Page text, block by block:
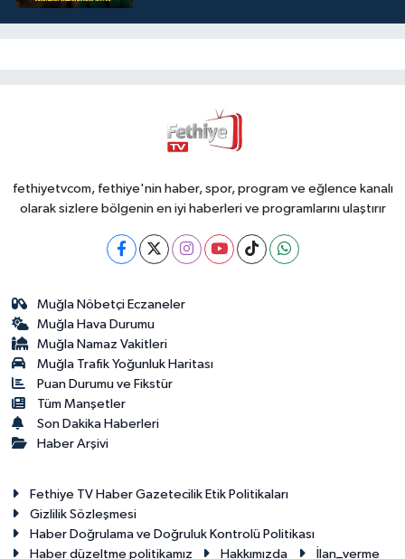
fethiyetvcom, fethiye'nin haber, spor, program ve eğlence kanalı
olarak sizlere bölgenin en iyi haberleri ve programlarını ulaştırır
Muğla Nöbetçi Eczaneler
Muğla Hava Durumu
Muğla Namaz Vakitleri
Muğla Trafik Yoğunluk Haritası
Puan Durumu ve Fikstür
Tüm Manşetler
Son Dakika Haberleri
Haber Arşivi
Fethiye TV Haber Gazetecilik Etik Politikaları
Gizlilik Sözleşmesi
Haber Doğrulama ve Doğruluk Kontrolü Politikası
Haber düzeltme politikamız
Hakkımızda İlan_verme